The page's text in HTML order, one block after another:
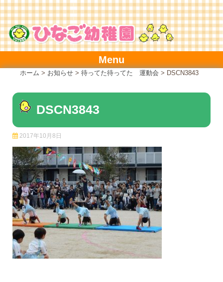
Skip
to
content
Menu
ホーム > お知らせ > 待ってた待ってた 運動会 > DSCN3843
DSCN3843
2017年10月8日